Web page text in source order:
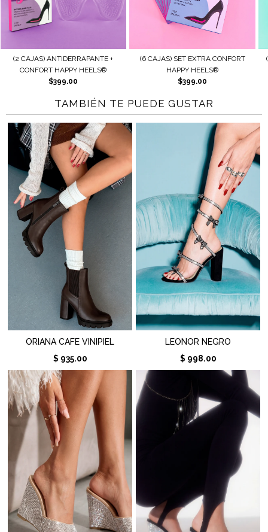
ANTIDERRAPANTE +
HAPPY HEELS®
(6 CAJAS) SET EXTRA CONFORT
HAPPY HEELS®
(2 CAJAS)
TAMBIÉN TE PUEDE GUSTAR
ORIANA CAFE VINIPIEL
$ 935.00
LEONOR NEGRO
$ 998.00